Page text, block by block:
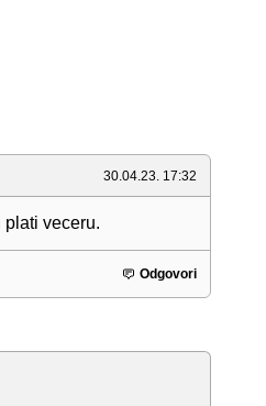
30.04.23. 17:32
veceru.
Odgovori